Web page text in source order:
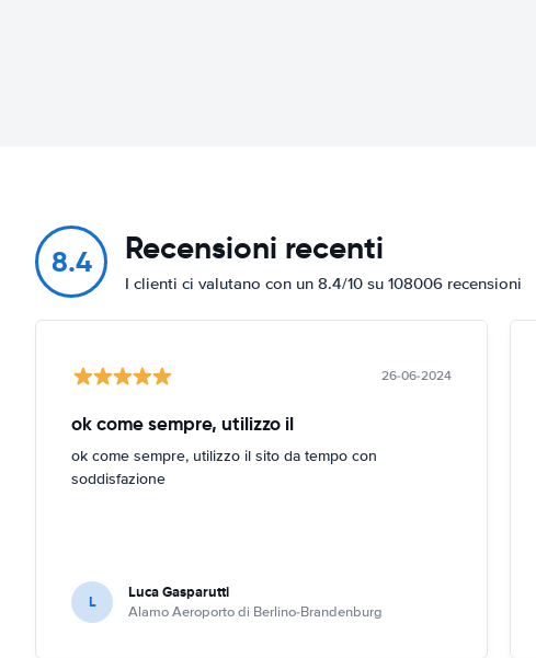
8.4 Recensioni recenti
I clienti ci valutano con un 8.4/10 su 108006 recensioni
26-06-2024
ok come sempre, utilizzo il
ok come sempre, utilizzo il sito da tempo con
soddisfazione
L Luca Gasparutti
Alamo Aeroporto di Berlino-Brandenburg